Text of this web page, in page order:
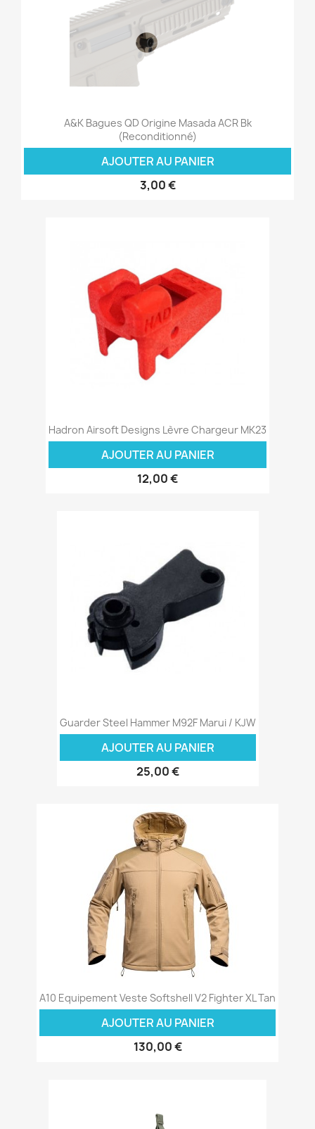
A&K Bagues QD Origine Masada ACR Bk
(Reconditionné)
AJOUTER AU PANIER
3,00 €
Hadron Airsoft Designs Lèvre Chargeur MK23
AJOUTER AU PANIER
12,00 €
Guarder Steel Hammer M92F Marui / KJW
AJOUTER AU PANIER
25,00 €
A10 Equipement Veste Softshell V2 Fighter XL Tan
AJOUTER AU PANIER
130,00 €